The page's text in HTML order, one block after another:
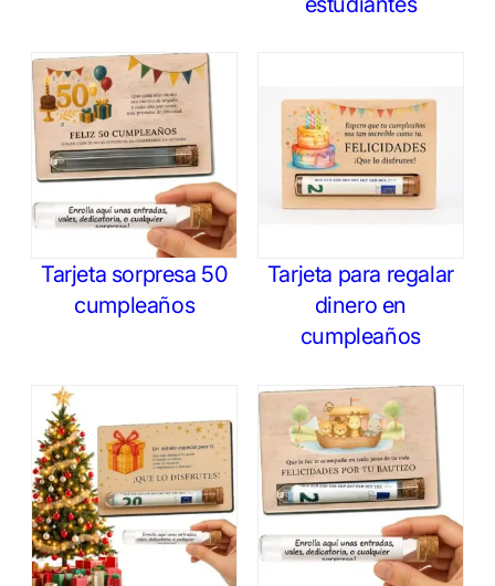
Tarjeta sorpresa 50
cumpleaños
Tarjeta para regalar
dinero en
cumpleaños